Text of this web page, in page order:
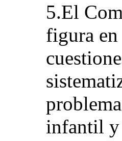
5.El
figura en
infantil y